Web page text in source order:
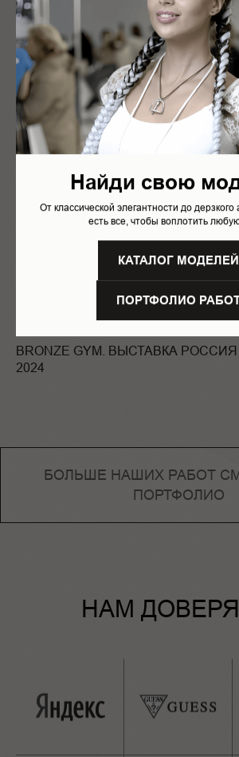
BRONZE GYM. ВЫСТАВКА
2024
БОЛЬШЕ НАШИХ РАБОТ
ПОРТФОЛИО
НАМ
Найди свою
От классической элегантности до дерзкого
есть все, чтобы воплотить
КАТАЛОГ МОДЕЛЕЙ
ПОРТФОЛИО